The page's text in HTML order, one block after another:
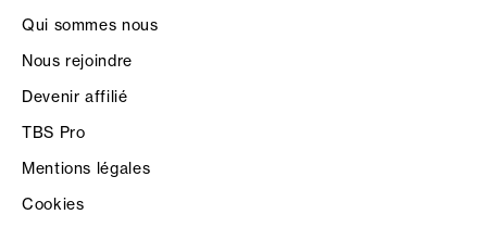
Qui sommes nous
Nous rejoindre
Devenir affilié
TBS Pro
Mentions légales
Cookies